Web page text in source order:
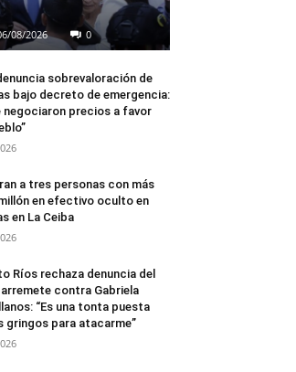
08/2026 0
sobrevaloración de
bajo decreto de emergencia:
negociaron precios a favor
a tres personas con más
en efectivo oculto en
en La Ceiba
Ríos rechaza denuncia del
arremete contra Gabriela
“Es una tonta puesta
gringos para atacarme”